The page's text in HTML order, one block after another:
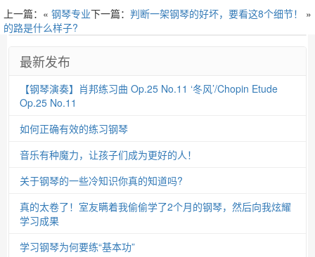
下一篇： 判断一架钢琴的好坏，要看这8个细节！ »
上一篇：« 钢琴专业
的路是什么样子?
最新发布
【钢琴演奏】肖邦练习曲 Op.25 No.11 ‘冬风’/Chopin Etude
Op.25 No.11
如何正确有效的练习钢琴
音乐有种魔力，让孩子们成为更好的人！
关于钢琴的一些冷知识你真的知道吗?
真的太卷了！室友瞒着我偷偷学了2个月的钢琴，然后向我炫耀
学习成果
学习钢琴为何要练“基本功”